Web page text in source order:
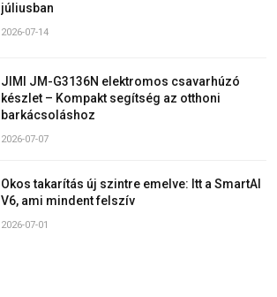
júliusban
2026-07-14
JIMI JM-G3136N elektromos csavarhúzó
készlet – Kompakt segítség az otthoni
barkácsoláshoz
2026-07-07
Okos takarítás új szintre emelve: Itt a SmartAI
V6, ami mindent felszív
2026-07-01